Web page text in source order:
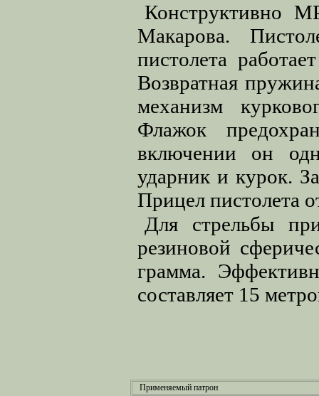
Конструктивно
Макарова.
пистолета
Возвратная
механизм
Флажок
включении он
ударник и курок.
Прицел пистолета
Для стрельбы
резиновой
грамма.
составляет 15
Применяемый патрон